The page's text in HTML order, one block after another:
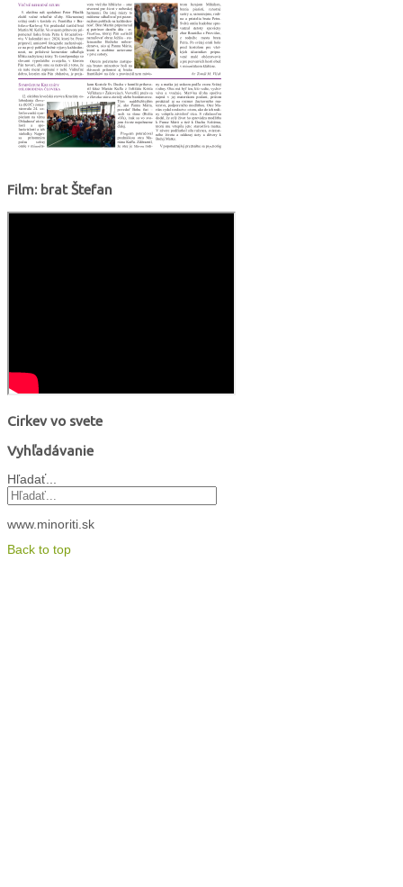
Film: brat Štefan
Cirkev vo svete
Vyhľadávanie
Hľadať...
www.minoriti.sk
Back to top